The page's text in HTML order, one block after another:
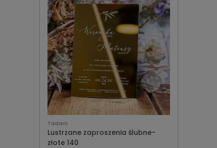
Tadam
Lustrzane zaproszenia ślubne-
złote 140